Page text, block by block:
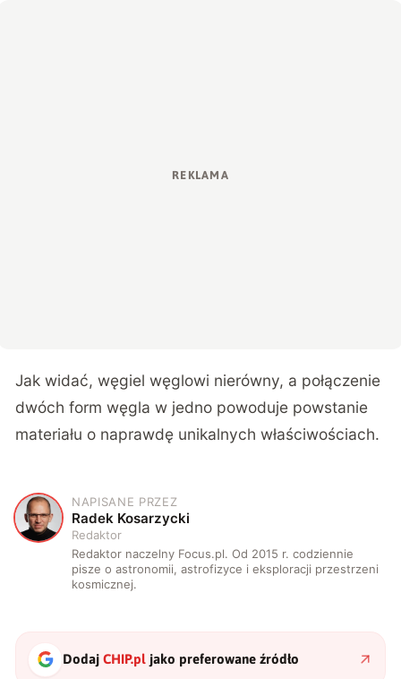
Jak widać, węgiel węglowi nierówny, a połączenie
dwóch form węgla w jedno powoduje powstanie
materiału o naprawdę unikalnych właściwościach.
R
NAPISANE PRZEZ
Radek Kosarzycki
Redaktor
Redaktor naczelny Focus.pl. Od 2015 r. codziennie
pisze o astronomii, astrofizyce i eksploracji przestrzeni
kosmicznej.
DodajCHIP.pl jako preferowane źródło